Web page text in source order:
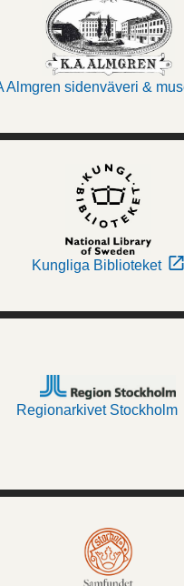
Almgren sidenväveri &
Kungliga Biblioteket
Regionarkivet Stockholm